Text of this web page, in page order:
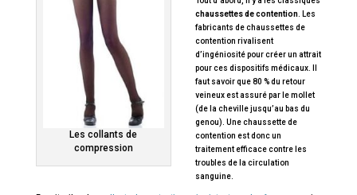
Les collants de
compression
chaussettes de contention. Les
fabricants de chaussettes de
contention rivalisent
d’ingéniosité pour créer un attrait
pour ces dispositifs médicaux. Il
faut savoir que 80 % du retour
veineux est assuré par le mollet
(de la cheville jusqu’au bas du
genou). Une chaussette de
contention est donc un
traitement efficace contre les
troubles de la circulation
sanguine.